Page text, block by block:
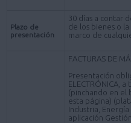
Plazo de
presentación
30 días a contar
de los bienes o
marco de
FACTURAS DE
Presentación
ELECTRÓNICA,
(pinchando en el
esta página)
Industria,
aplicación